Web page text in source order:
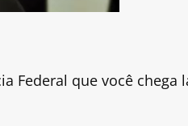
Federal que você chega